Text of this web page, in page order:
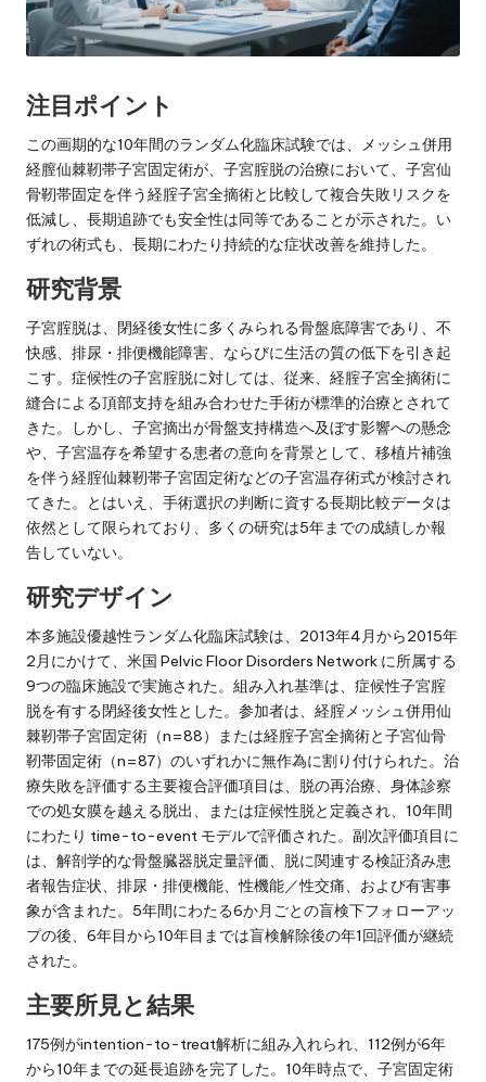
注目ポイント
この画期的な10年間のランダム化臨床試験では、メッシュ併用
経膣仙棘靭帯子宮固定術が、子宮腟脱の治療において、子宮仙
骨靭帯固定を伴う経腟子宮全摘術と比較して複合失敗リスクを
低減し、長期追跡でも安全性は同等であることが示された。い
ずれの術式も、長期にわたり持続的な症状改善を維持した。
研究背景
子宮腟脱は、閉経後女性に多くみられる骨盤底障害であり、不
快感、排尿・排便機能障害、ならびに生活の質の低下を引き起
こす。症候性の子宮腟脱に対しては、従来、経腟子宮全摘術に
縫合による頂部支持を組み合わせた手術が標準的治療とされて
きた。しかし、子宮摘出が骨盤支持構造へ及ぼす影響への懸念
や、子宮温存を希望する患者の意向を背景として、移植片補強
を伴う経腟仙棘靭帯子宮固定術などの子宮温存術式が検討され
てきた。とはいえ、手術選択の判断に資する長期比較データは
依然として限られており、多くの研究は5年までの成績しか報
告していない。
研究デザイン
本多施設優越性ランダム化臨床試験は、2013年4月から2015年
2月にかけて、米国 Pelvic Floor Disorders Network に所属する
9つの臨床施設で実施された。組み入れ基準は、症候性子宮腟
脱を有する閉経後女性とした。参加者は、経腟メッシュ併用仙
棘靭帯子宮固定術（n=88）または経腟子宮全摘術と子宮仙骨
靭帯固定術（n=87）のいずれかに無作為に割り付けられた。治
療失敗を評価する主要複合評価項目は、脱の再治療、身体診察
での処女膜を越える脱出、または症候性脱と定義され、10年間
にわたり time-to-event モデルで評価された。副次評価項目に
は、解剖学的な骨盤臓器脱定量評価、脱に関連する検証済み患
者報告症状、排尿・排便機能、性機能／性交痛、および有害事
象が含まれた。5年間にわたる6か月ごとの盲検下フォローアッ
プの後、6年目から10年目までは盲検解除後の年1回評価が継続
された。
主要所見と結果
175例がintention-to-treat解析に組み入れられ、112例が6年
から10年までの延長追跡を完了した。10年時点で、子宮固定術